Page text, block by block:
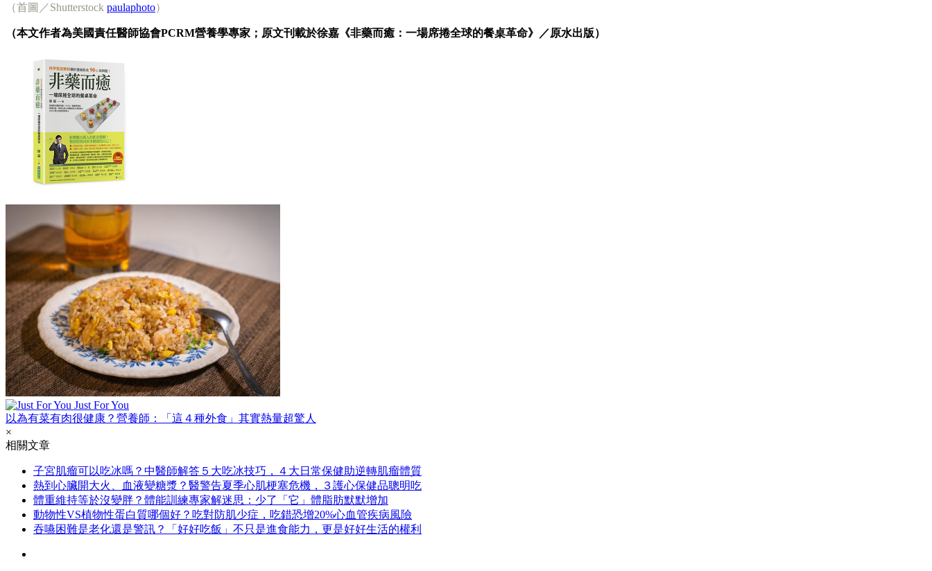
（首圖／Shutterstock paulaphoto）
（本文作者為美國責任醫師協會PCRM營養學專家；原文刊載於徐嘉《非藥而癒：一場席捲全球的餐桌革命》／原水出版）
Just For You
以為有菜有肉很健康？營養師：「這４種外食」其實熱量超驚人
×
相關文章
子宮肌瘤可以吃冰嗎？中醫師解答５大吃冰技巧，４大日常保健助逆轉肌瘤體質
熱到心臟開大火、血液變糖漿？醫警告夏季心肌梗塞危機，３護心保健品聰明吃
體重維持等於沒變胖？體能訓練專家解迷思：少了「它」體脂肪默默增加
動物性VS植物性蛋白質哪個好？吃對防肌少症，吃錯恐增20%心血管疾病風險
吞嚥困難是老化還是警訊？「好好吃飯」不只是進食能力，更是好好生活的權利